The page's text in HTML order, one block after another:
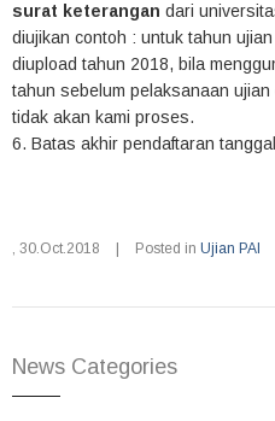
surat keterangan dari
diujikan contoh : untuk tahun
diupload tahun 2018, bila
tahun sebelum pelaksanaan
tidak akan kami proses.
6. Batas akhir pendaftaran
, 30.Oct.2018 Posted in Ujian PAI
News Categories